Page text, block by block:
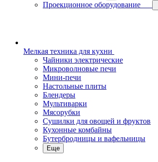
Проекционное оборудование
Мелкая техника для кухни
Чайники электрические
Микроволновые печи
Мини-печи
Настольные плиты
Блендеры
Мультиварки
Мясорубки
Сушилки для овощей и фруктов
Кухонные комбайны
Бутербродницы и вафельницы
Еще